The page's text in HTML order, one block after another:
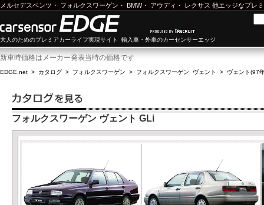
メルセデスベンツ ・ フォルクスワーゲン ・ BMW・ アウディ ・ レクサス 他エッジなプレ
大人のためのプレミアカーライフ実現サイト 輸入車・外車のカーセンサーエッジ
新車時価格はメーカー発表当時の価格です
EDGE.net > カタログ > フォルクスワーゲン > フォルクスワーゲン ヴェント > ヴェント(97
フォルクスワーゲン ヴェント GLi